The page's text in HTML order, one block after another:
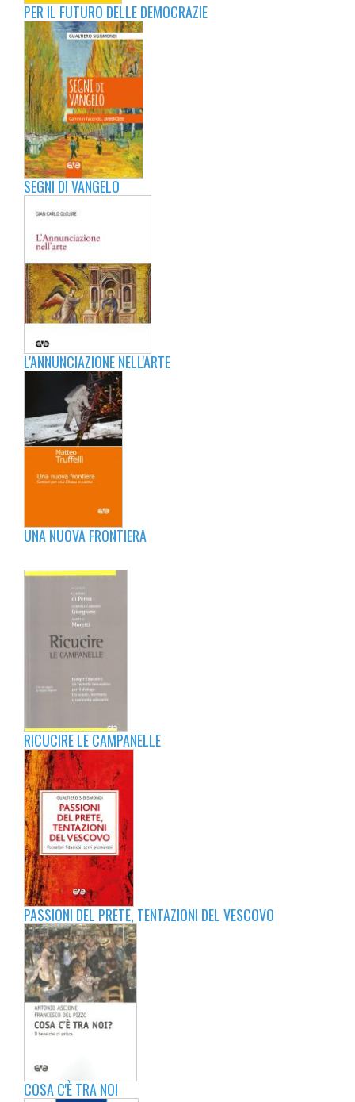
PER IL FUTURO DELLE DEMOCRAZIE
SEGNI DI VANGELO
L'ANNUNCIAZIONE NELL'ARTE
UNA NUOVA FRONTIERA
RICUCIRE LE CAMPANELLE
PASSIONI DEL PRETE, TENTAZIONI DEL VESCOVO
COSA C'È TRA NOI